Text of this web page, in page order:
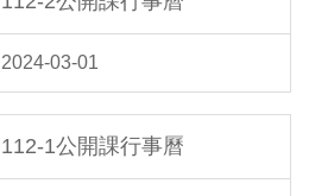
2024-03-01
112-1公開課行事曆